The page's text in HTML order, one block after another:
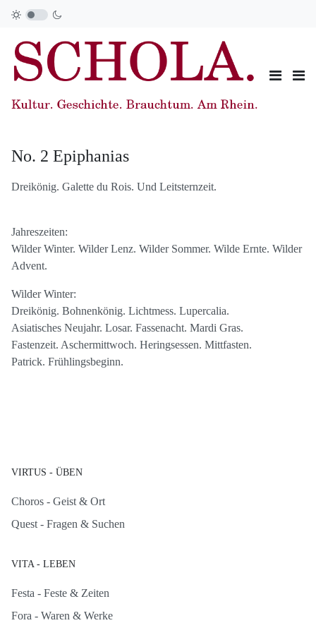
No. 2 Epiphanias
Dreikönig. Galette du Rois. Und Leitsternzeit.
Jahreszeiten:
Wilder Winter. Wilder Lenz. Wilder Sommer. Wilde Ernte. Wilder
Advent.
Wilder Winter:
Dreikönig. Bohnenkönig. Lichtmess. Lupercalia.
Asiatisches Neujahr. Losar. Fassenacht. Mardi Gras.
Fastenzeit. Aschermittwoch. Heringsessen. Mittfasten.
Patrick. Frühlingsbeginn.
VIRTUS - ÜBEN
Choros - Geist & Ort
Quest - Fragen & Suchen
VITA - LEBEN
Festa - Feste & Zeiten
Fora - Waren & Werke